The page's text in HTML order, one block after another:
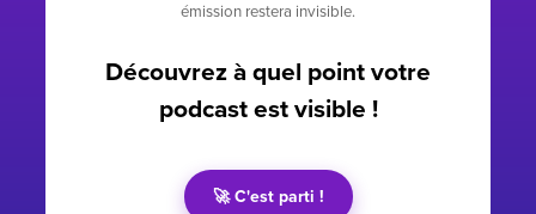
émission restera invisible.
Découvrez à quel point votre
podcast est visible !
🚀 C'est parti !